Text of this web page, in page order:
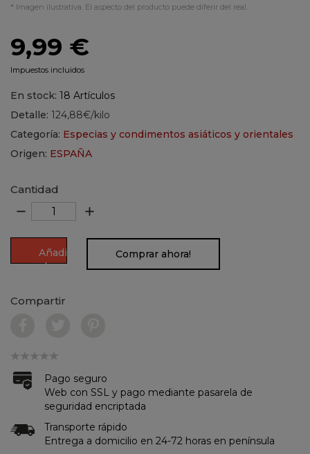
* Imagen ilustrativa. El aspecto del producto puede diferir del real.
9,99 €
Impuestos incluidos
En stock: 18 Artículos
Detalle: 124,88€/kilo
Categoría: Especias y condimentos asiáticos y orientales
Origen: ESPAÑA
Cantidad
remove add
Añadir
al
Comprar ahora!
Compartir
Pago seguro
Web con SSL y pago mediante pasarela de
seguridad encriptada
Transporte rápido
Entrega a domicilio en 24-72 horas en península